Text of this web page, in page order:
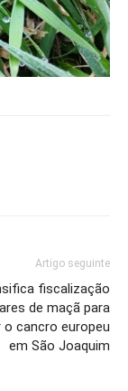
Artigo seguinte
fiscalização
de maçã para
cancro europeu
em São Joaquim